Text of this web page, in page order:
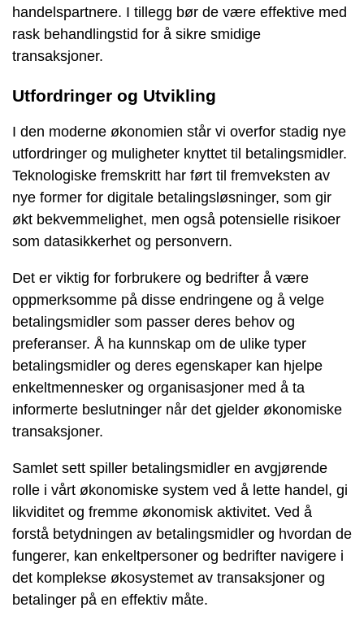
handelspartnere. I tillegg bør de være effektive med
rask behandlingstid for å sikre smidige
transaksjoner.
Utfordringer og Utvikling
I den moderne økonomien står vi overfor stadig nye
utfordringer og muligheter knyttet til betalingsmidler.
Teknologiske fremskritt har ført til fremveksten av
nye former for digitale betalingsløsninger, som gir
økt bekvemmelighet, men også potensielle risikoer
som datasikkerhet og personvern.
Det er viktig for forbrukere og bedrifter å være
oppmerksomme på disse endringene og å velge
betalingsmidler som passer deres behov og
preferanser. Å ha kunnskap om de ulike typer
betalingsmidler og deres egenskaper kan hjelpe
enkeltmennesker og organisasjoner med å ta
informerte beslutninger når det gjelder økonomiske
transaksjoner.
Samlet sett spiller betalingsmidler en avgjørende
rolle i vårt økonomiske system ved å lette handel, gi
likviditet og fremme økonomisk aktivitet. Ved å
forstå betydningen av betalingsmidler og hvordan de
fungerer, kan enkeltpersoner og bedrifter navigere i
det komplekse økosystemet av transaksjoner og
betalinger på en effektiv måte.